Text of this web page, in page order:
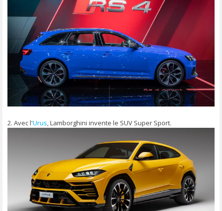
2. Avec l'Urus , Lamborghini invente le SUV Super Sport.